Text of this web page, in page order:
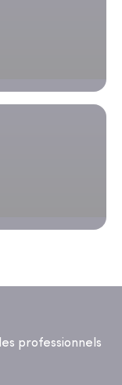
professionnels